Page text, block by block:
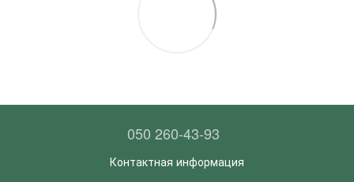
050 260-43-93
Контактная информация